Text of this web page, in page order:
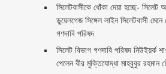
‎সিলেটবাসীকে ধোঁকা দেয়া হচ্ছে-
ডুয়েলগেজ সিঙ্গেল লাইন সিলেটবাসী মেনে
গণদাবি পরিষদ
সিলেট বিভাগ গণদাবি পরিষদ নিউইয়র্ক
পেলেন বীর মুক্তিযোদ্ধা মাহবুবুর রহমান